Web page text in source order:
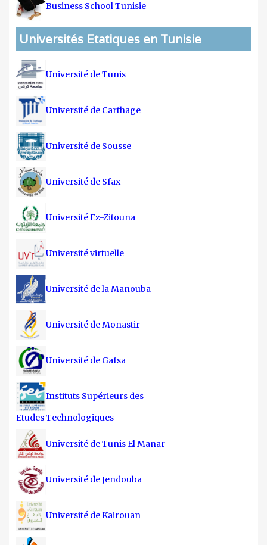
Business School Tunisie
Universités Etatiques en Tunisie
Université de Tunis
Université de Carthage
Université de Sousse
Université de Sfax
Université Ez-Zitouna
Université virtuelle
Université de la Manouba
Université de Monastir
Université de Gafsa
Instituts Supérieurs des
Etudes Technologiques
Université de Tunis El Manar
Université de Jendouba
Université de Kairouan